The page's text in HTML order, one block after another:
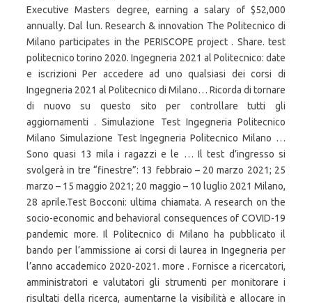
Executive Masters degree, earning a salary of $52,000
annually. Dal lun. Research & innovation The Politecnico di
Milano participates in the PERISCOPE project . Share. test
politecnico torino 2020. Ingegneria 2021 al Politecnico: date
e iscrizioni Per accedere ad uno qualsiasi dei corsi di
Ingegneria 2021 al Politecnico di Milano… Ricorda di tornare
di nuovo su questo sito per controllare tutti gli
aggiornamenti . Simulazione Test Ingegneria Politecnico
Milano Simulazione Test Ingegneria Politecnico Milano …
Sono quasi 13 mila i ragazzi e le … Il test d’ingresso si
svolgerà in tre “finestre”: 13 febbraio – 20 marzo 2021; 25
marzo – 15 maggio 2021; 20 maggio – 10 luglio 2021 Milano,
28 aprile.Test Bocconi: ultima chiamata. A research on the
socio-economic and behavioral consequences of COVID-19
pandemic more. Il Politecnico di Milano ha pubblicato il
bando per l’ammissione ai corsi di laurea in Ingegneria per
l’anno accademico 2020-2021. more . Fornisce a ricercatori,
amministratori e valutatori gli strumenti per monitorare i
risultati della ricerca, aumentarne la visibilità e allocare in